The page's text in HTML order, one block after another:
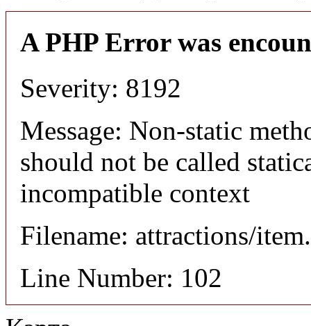
A PHP Error was
Severity: 8192
Message: Non-static
should not be called
incompatible context
Filename: attractions/
Line Number: 102